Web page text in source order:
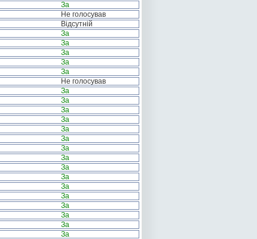
За
Не голосував
Відсутній
За
За
За
За
За
Не голосував
За
За
За
За
За
За
За
За
За
За
За
За
За
За
За
За